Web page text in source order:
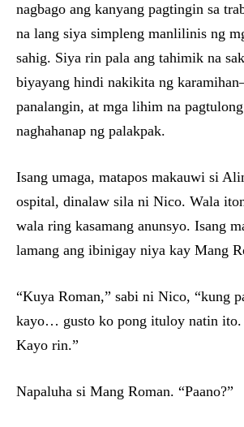
nagbago ang kanyang pagtingin sa
na lang siya simpleng manlilinis ng
sahig. Siya rin pala ang tahimik na
biyayang hindi nakikita ng
panalangin, at mga lihim na
naghahanap ng palakpak.
Isang umaga, matapos makauwi si
ospital, dinalaw sila ni Nico. Wala
wala ring kasamang anunsyo. Isang
lamang ang ibinigay niya kay Mang
“Kuya Roman,” sabi ni Nico, “kung
kayo… gusto ko pong ituloy natin
Kayo rin.”
Napaluha si Mang Roman. “Paano?”